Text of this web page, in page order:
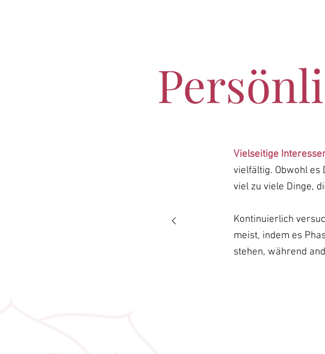
Vielseitige
vielfältig. Obwohl es
viel zu viele Dinge,
Kontinuierlich
meist, indem es
stehen, während